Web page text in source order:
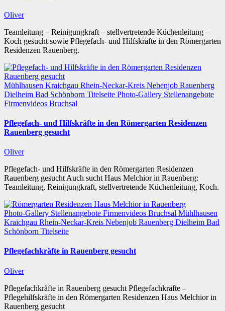
Oliver
Teamleitung – Reinigungkraft – stellvertretende Küchenleitung –
Koch gesucht sowie Pflegefach- und Hilfskräfte in den Römergarten
Residenzen Rauenberg.
Mühlhausen Kraichgau Rhein-Neckar-Kreis Nebenjob Rauenberg
Dielheim Bad Schönborn Titelseite Photo-Gallery Stellenangebote
Firmenvideos Bruchsal
Pflegefach- und Hilfskräfte in den Römergarten Residenzen
Rauenberg gesucht
Oliver
Pflegefach- und Hilfskräfte in den Römergarten Residenzen
Rauenberg gesucht Auch sucht Haus Melchior in Rauenberg:
Teamleitung, Reinigungkraft, stellvertretende Küchenleitung, Koch.
Photo-Gallery Stellenangebote Firmenvideos Bruchsal Mühlhausen
Kraichgau Rhein-Neckar-Kreis Nebenjob Rauenberg Dielheim Bad
Schönborn Titelseite
Pflegefachkräfte in Rauenberg gesucht
Oliver
Pflegefachkräfte in Rauenberg gesucht Pflegefachkräfte –
Pflegehilfskräfte in den Römergarten Residenzen Haus Melchior in
Rauenberg gesucht